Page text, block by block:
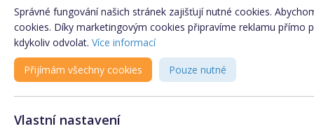
Správné fungování našich stránek zajišťují nutné cookies.
cookies. Díky marketingovým cookies připravíme reklamu přímo
kdykoliv odvolat. Více informací
Přijímám všechny cookies Pouze nutné
Vlastní nastavení